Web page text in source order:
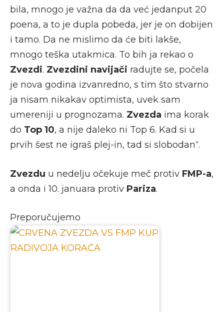
bila, mnogo je važna da da već jedanput 20
poena, a to je dupla pobeda, jer je on dobijen
i tamo. Da ne mislimo da će biti lakše,
mnogo teška utakmica. To bih ja rekao o
Zvezdi. Zvezdini navijači radujte se, počela
je nova godina izvanredno, s tim što stvarno
ja nisam nikakav optimista, uvek sam
umereniji u prognozama. Zvezda ima korak
do Top 10, a nije daleko ni Top 6. Kad si u
prvih šest ne igraš plej-in, tad si slobodan“.
Zvezdu u nedelju očekuje meč protiv FMP-a,
a onda i 10. januara protiv Pariza.
Preporučujemo